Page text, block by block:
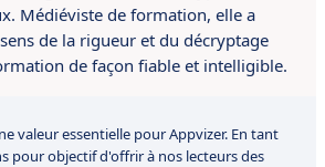
Médiéviste de formation, elle a
de la rigueur et du décryptage
de façon fiable et intelligible.
valeur essentielle pour Appvizer. En tant
pour objectif d'offrir à nos lecteurs des